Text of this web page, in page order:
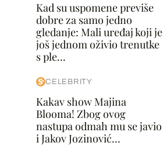
Kad su uspomene previše
dobre za samo jedno
gledanje: Mali uređaj koji je
još jednom oživio trenutke
s ple...
CELEBRITY
Kakav show Majina
Blooma! Zbog ovog
nastupa odmah mu se javio
i Jakov Jozinović...